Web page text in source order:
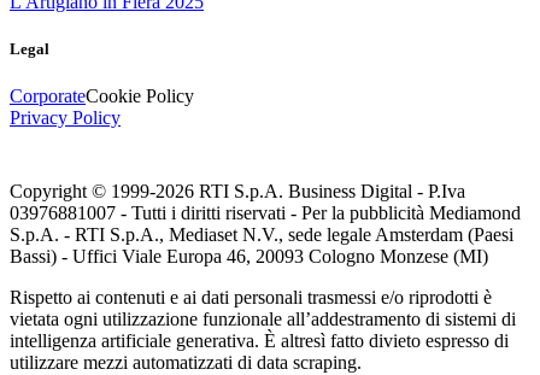
Legal
CorporateCookie Policy
Privacy Policy
Copyright © 1999-2026 RTI S.p.A. Business Digital - P.Iva
03976881007 - Tutti i diritti riservati - Per la pubblicità Mediamond
S.p.A. - RTI S.p.A., Mediaset N.V., sede legale Amsterdam (Paesi
Bassi) - Uffici Viale Europa 46, 20093 Cologno Monzese (MI)
Rispetto ai contenuti e ai dati personali trasmessi e/o riprodotti è
vietata ogni utilizzazione funzionale all’addestramento di sistemi di
intelligenza artificiale generativa. È altresì fatto divieto espresso di
utilizzare mezzi automatizzati di data scraping.